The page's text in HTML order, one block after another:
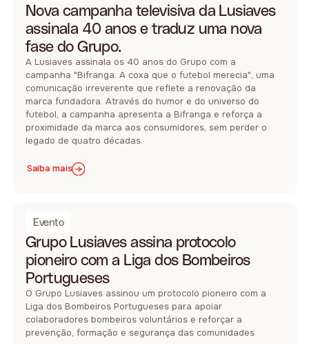
Nova campanha televisiva da Lusiaves
assinala 40 anos e traduz uma nova
fase do Grupo.
A Lusiaves assinala os 40 anos do Grupo com a
campanha "Bifranga. A coxa que o futebol merecia", uma
comunicação irreverente que reflete a renovação da
marca fundadora. Através do humor e do universo do
futebol, a campanha apresenta a Bifranga e reforça a
proximidade da marca aos consumidores, sem perder o
legado de quatro décadas.
Saiba mais
Evento
Grupo Lusiaves assina protocolo
pioneiro com a Liga dos Bombeiros
Portugueses
O Grupo Lusiaves assinou um protocolo pioneiro com a
Liga dos Bombeiros Portugueses para apoiar
colaboradores bombeiros voluntários e reforçar a
prevenção, formação e segurança das comunidades